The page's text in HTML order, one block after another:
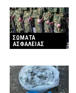
ΣΩΜΑΤΑ
ΑΣΦΑΛΕΙΑΣ